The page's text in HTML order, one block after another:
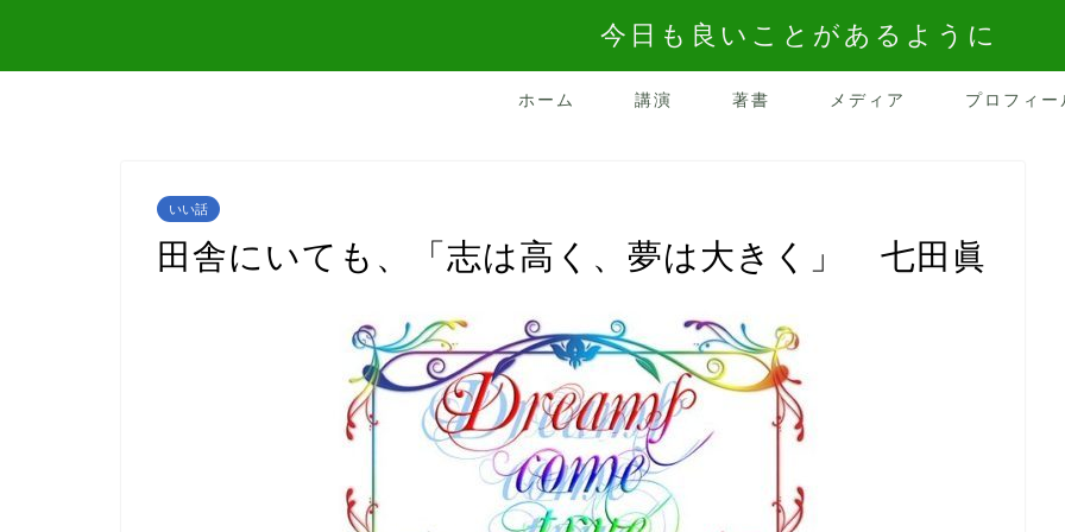
今日も良いことがあるように
ホーム 講演 著書 メディア プロフィー
いい話
田舎にいても、「志は高く、夢は大きく」 七田眞